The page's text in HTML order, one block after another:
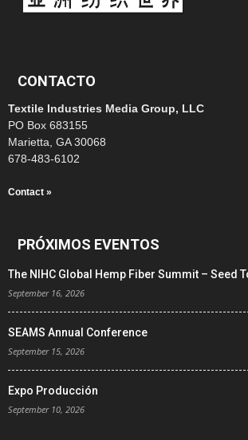
CONTACTO
Textile Industries Media Group, LLC
PO Box 683155
Marietta, GA 30068
678-483-6102
Contact »
PRÓXIMOS EVENTOS
The NIHC Global Hemp Fiber Summit – Seed
September 16, 2026
SEAMS Annual Conference
September 15, 2026
Expo Producción
September 10, 2026